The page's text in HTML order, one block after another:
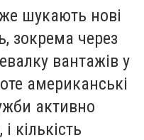
шукають нові
зокрема через
вантажів у
американські
активно
кількість